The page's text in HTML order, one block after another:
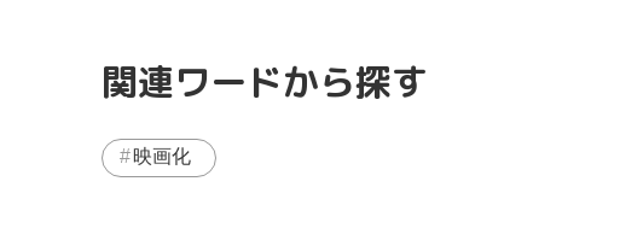
関連ワードから探す
映画化